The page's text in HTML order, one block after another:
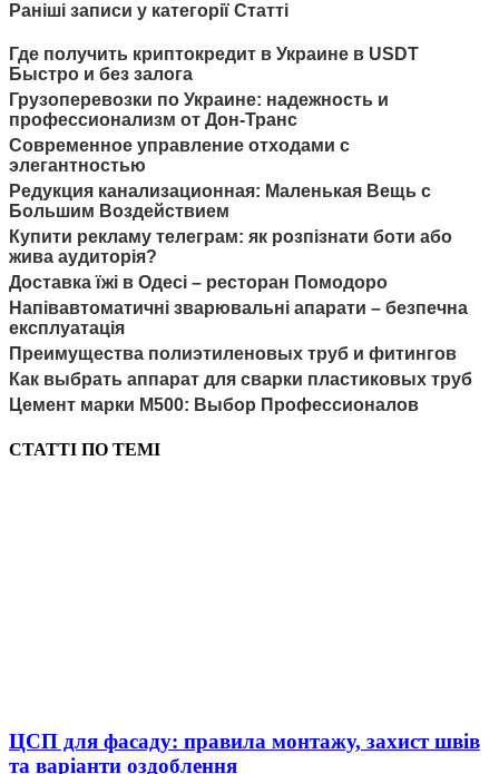
Раніші записи у категорії Статті
Где получить криптокредит в Украине в USDT
Быстро и без залога
Грузоперевозки по Украине: надежность и
профессионализм от Дон-Транс
Современное управление отходами с
элегантностью
Редукция канализационная: Маленькая Вещь с
Большим Воздействием
Купити рекламу телеграм: як розпізнати боти або
жива аудиторія?
Доставка їжі в Одесі – ресторан Помодоро
Напівавтоматичні зварювальні апарати – безпечна
експлуатація
Преимущества полиэтиленовых труб и фитингов
Как выбрать аппарат для сварки пластиковых труб
Цемент марки М500: Выбор Профессионалов
СТАТТІ ПО ТЕМІ
ЦСП для фасаду: правила монтажу, захист швів
та варіанти оздоблення